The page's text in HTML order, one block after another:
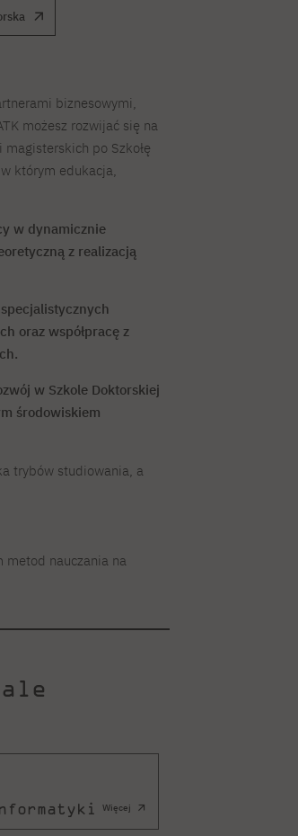
biznesowymi,
możesz rozwijać się na
po Szkołę
którym edukacja,
w dynamicznie
z realizacją
oraz współpracę z
w Szkole Doktorskiej
środowiskiem
trybów studiowania, a
metod nauczania na
Więcej